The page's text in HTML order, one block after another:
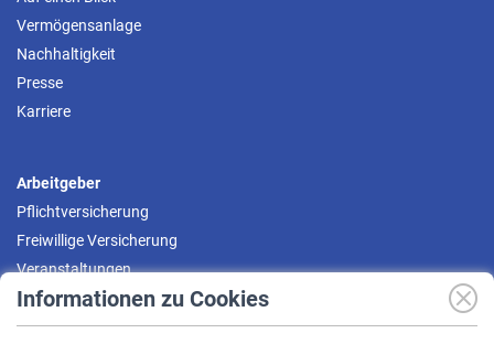
Informationen zu Cookies
Vermögensanlage
Nachhaltigkeit
Presse
Karriere
Arbeitgeber
Pflichtversicherung
Freiwillige Versicherung
Veranstaltungen